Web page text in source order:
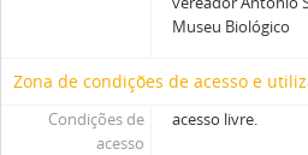
Museu Biológico
Zona de condições de acesso e
Condições de
acesso
acesso livre.